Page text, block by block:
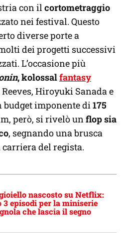
con ilcortometraggio
nei festival. Questo
diverse porte a
dei progetti successivi
L’occasione più
, kolossalfantasy
Hiroyuki Sanada e
imponente di175
però, si rivelò unflop sia
, segnando una brusca
del regista.
nascosto su Netflix:
3 episodi per la miniserie
che lascia il segno